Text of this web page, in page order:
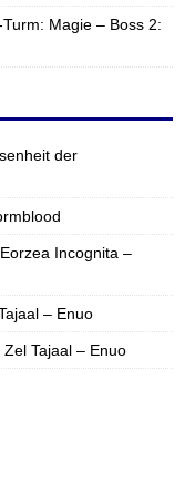
Magie – Boss 2:
der
Incognita –
– Enuo
Tajaal – Enuo